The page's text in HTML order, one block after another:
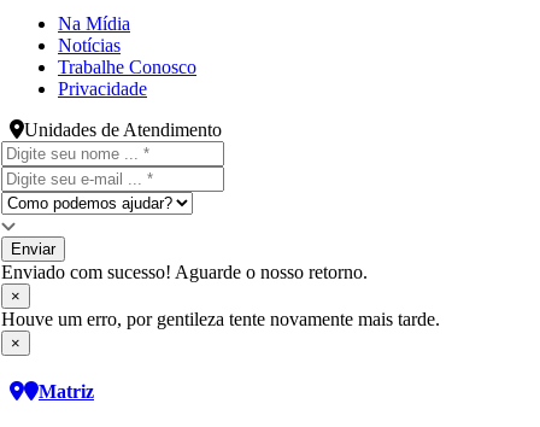
Na Mídia
Notícias
Trabalhe Conosco
Privacidade
Unidades de Atendimento
Enviar
Enviado com sucesso! Aguarde o nosso retorno.
×
Houve um erro, por gentileza tente novamente mais tarde.
×
Matriz